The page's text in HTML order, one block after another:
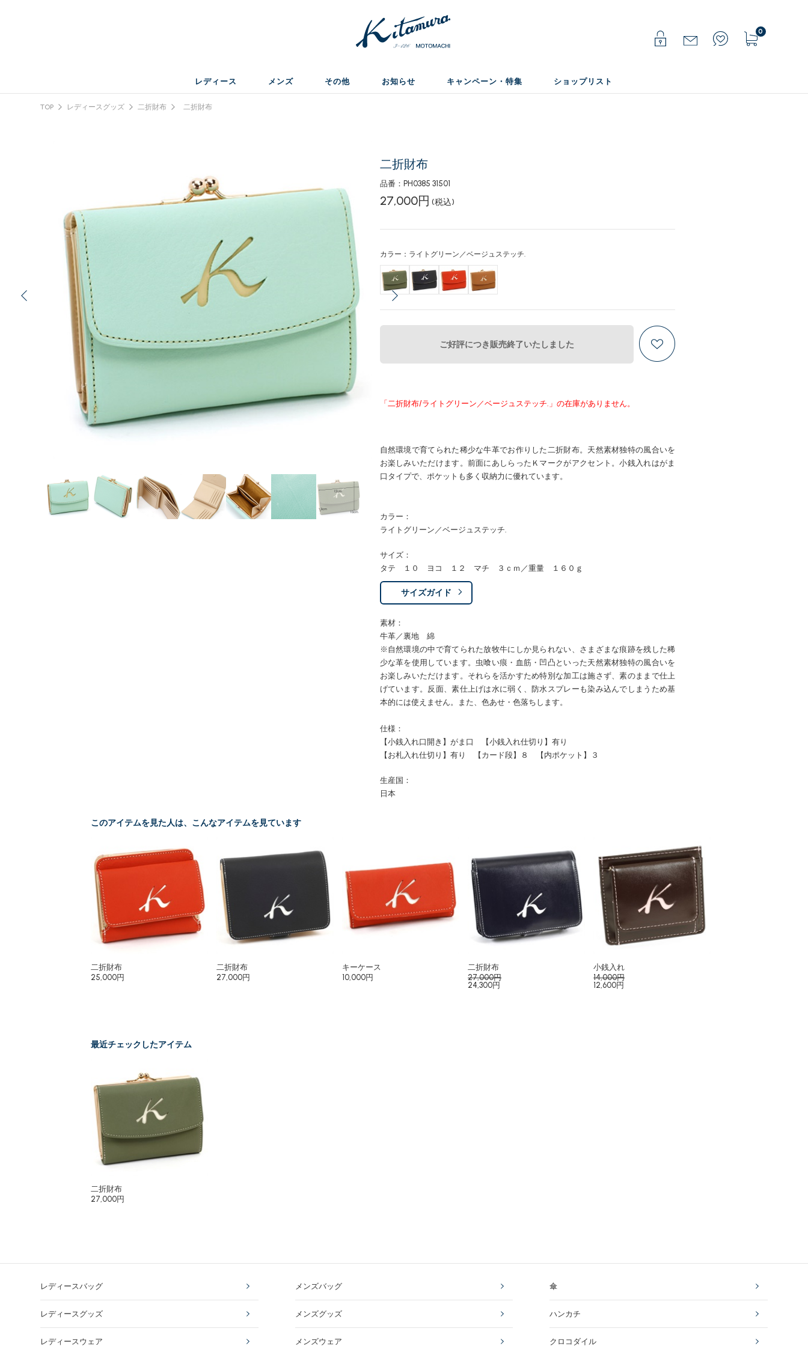
0
レディース メンズ その他 お知らせ キャンペーン・特集 ショップリスト
TOP レディースグッズ 二折財布 二折財布
二折財布
品番：PH0385 31501
27,000円 (税込)
カラー：ライトグリーン／ベージュステッチ.
ご好評につき販売終了いたしました
「二折財布/ライトグリーン／ベージュステッチ.」の在庫がありません。
自然環境で育てられた稀少な牛革でお作りした二折財布。天然素材独特の風合いを
お楽しみいただけます。前面にあしらったＫマークがアクセント。小銭入れはがま
口タイプで、ポケットも多く収納力に優れています。
カラー：
ライトグリーン／ベージュステッチ.
サイズ：
タテ １０ ヨコ １２ マチ ３ｃｍ／重量 １６０ｇ
サイズガイド
素材：
牛革／裏地 綿
※自然環境の中で育てられた放牧牛にしか見られない、さまざまな痕跡を残した稀
少な革を使用しています。虫喰い痕・血筋・凹凸といった天然素材独特の風合いを
お楽しみいただけます。それらを活かすため特別な加工は施さず、素のままで仕上
げています。反面、素仕上げは水に弱く、防水スプレーも染み込んでしまうため基
本的には使えません。また、色あせ・色落ちします。
仕様：
【小銭入れ口開き】がま口 【小銭入れ仕切り】有り
【お札入れ仕切り】有り 【カード段】８ 【内ポケット】３
生産国：
日本
このアイテムを見た人は、こんなアイテムを見ています
二折財布
25,000円
二折財布
27,000円
キーケース
10,000円
二折財布
27,000円
24,300円
小銭入れ
14,000円
12,600円
最近チェックしたアイテム
二折財布
27,000円
レディースバッグ
レディースグッズ
レディースウェア
メンズバッグ
メンズグッズ
メンズウェア
傘
ハンカチ
クロコダイル